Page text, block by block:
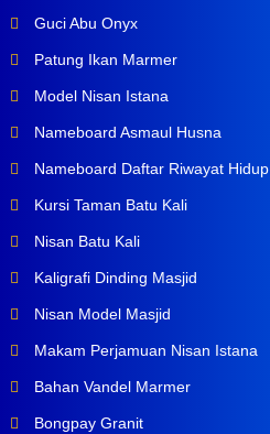
Guci Abu Onyx
Patung Ikan Marmer
Model Nisan Istana
Nameboard Asmaul Husna
Nameboard Daftar Riwayat Hidup
Kursi Taman Batu Kali
Nisan Batu Kali
Kaligrafi Dinding Masjid
Nisan Model Masjid
Makam Perjamuan Nisan Istana
Bahan Vandel Marmer
Bongpay Granit